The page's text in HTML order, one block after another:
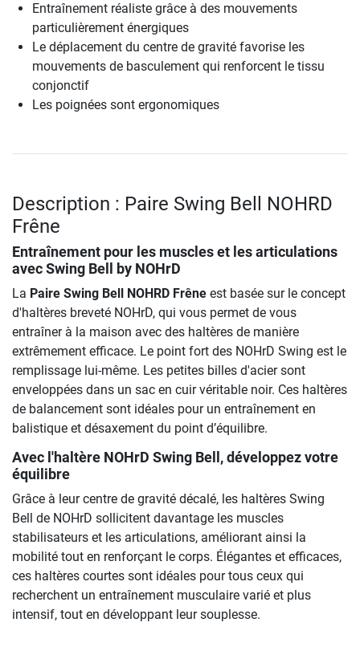
Entraînement réaliste grâce à des mouvements
particulièrement énergiques
Le déplacement du centre de gravité favorise les
mouvements de basculement qui renforcent le tissu
conjonctif
Les poignées sont ergonomiques
Description : Paire Swing Bell NOHRD
Frêne
Entraînement pour les muscles et les articulations
avec Swing Bell by NOHrD
La Paire Swing Bell NOHRD Frêne est basée sur le concept
d'haltères breveté NOHrD, qui vous permet de vous
entraîner à la maison avec des haltères de manière
extrêmement efficace. Le point fort des NOHrD Swing est le
remplissage lui-même. Les petites billes d'acier sont
enveloppées dans un sac en cuir véritable noir. Ces haltères
de balancement sont idéales pour un entraînement en
balistique et désaxement du point d’équilibre.
Avec l'haltère NOHrD Swing Bell, développez votre
équilibre
Grâce à leur centre de gravité décalé, les haltères Swing
Bell de NOHrD sollicitent davantage les muscles
stabilisateurs et les articulations, améliorant ainsi la
mobilité tout en renforçant le corps. Élégantes et efficaces,
ces haltères courtes sont idéales pour tous ceux qui
recherchent un entraînement musculaire varié et plus
intensif, tout en développant leur souplesse.